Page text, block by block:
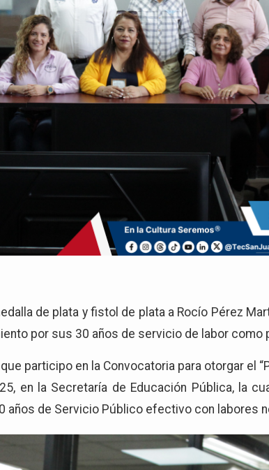
de plata y fistol de plata a Rocío Pérez
por sus 30 años de servicio de labor como
participo en la Convocatoria para otorgar el
en la Secretaría de Educación Pública, la
años de Servicio Público efectivo con labores